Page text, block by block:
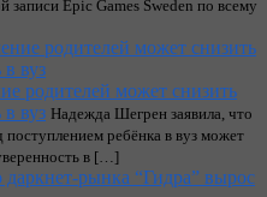
записи Epic Games Sweden по всему
родителей может снизить
вуз Надежда Шегрен заявила, что
поступлением ребёнка в вуз может
в […]